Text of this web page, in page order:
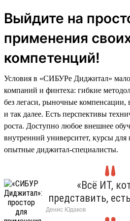
Выйдите на
применения
компетенций!
Условия в «СИБУРе Диджитал»
компаний и финтеха: гибкие
без легаси, рыночные компенсации,
и так далее. Есть перспективы
роста. Доступно любое внешнее
внутренний университет, курсы для
опытные диджитал-специалисты.
«Всё ИТ,
представить,